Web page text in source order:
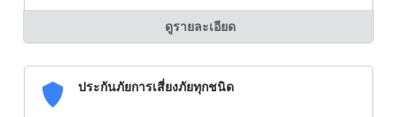
ดูรายละเอียด
ประกันภัยการเสี่ยงภัยทุกชนิด